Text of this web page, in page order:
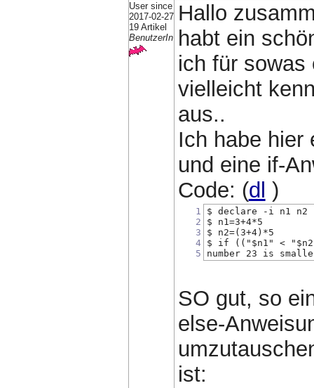
User since
2017-02-27
19 Artikel
BenutzerIn
Hallo
habt ein
ich für sowas
vielleicht
aus..
Ich habe hier
und eine if-
Code: (dl )
1
2
3
4
5
$ declare -i n1 n2
$ n1=3+4*5
$ n2=(3+4)*5
$ if (("$n1" <
number 23 is
SO gut, so
else-
ist: